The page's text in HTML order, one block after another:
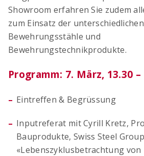
Showroom erfahren Sie zudem
zum Einsatz der unterschiedlichen
Bewehrungsstähle und
Bewehrungstechnikprodukte.
Programm: 7. März, 13.30
Eintreffen & Begrüssung
Inputreferat mit Cyrill Kretz,
Bauprodukte, Swiss Steel
«Lebenszyklusbetrachtung von